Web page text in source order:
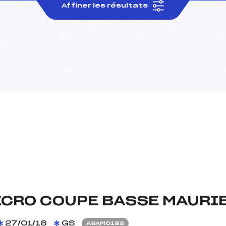
Affiner les résultats
COUPE BASSE
27/01/18 GS ASAM0182